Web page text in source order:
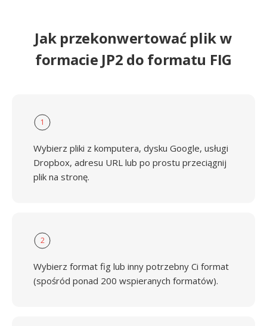
Jak przekonwertować plik w
formacie JP2 do formatu FIG
1
Wybierz pliki z komputera, dysku Google, usługi
Dropbox, adresu URL lub po prostu przeciągnij
plik na stronę.
2
Wybierz format fig lub inny potrzebny Ci format
(spośród ponad 200 wspieranych formatów).